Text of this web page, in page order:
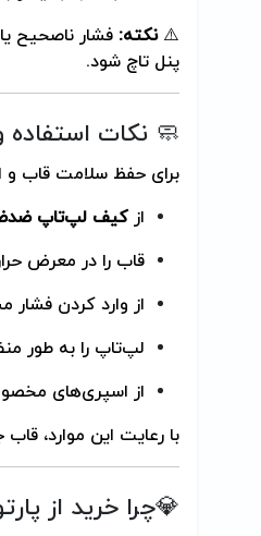
⚠️نکته: فشار ناصحیح
پنل تاچ شود.
🧼 نکات استفاده
برای حفظ سلامت قاب و
ازکیف لپ‌تاپ
قاب را در معرض
از وارد کردن
لپ‌تاپ را به طور
از اسپری‌های
با رعایت این موارد،
💎چرا خرید از